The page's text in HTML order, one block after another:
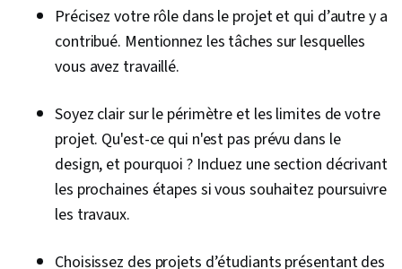
Précisez votre rôle dans le projet et qui d’autre y a
contribué. Mentionnez les tâches sur lesquelles
vous avez travaillé.
Soyez clair sur le périmètre et les limites de votre
projet. Qu'est-ce qui n'est pas prévu dans le
design, et pourquoi ? Incluez une section décrivant
les prochaines étapes si vous souhaitez poursuivre
les travaux.
Choisissez des projets d’étudiants présentant des